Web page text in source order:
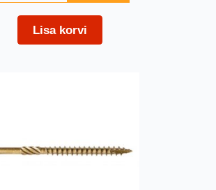
Lisa korvi